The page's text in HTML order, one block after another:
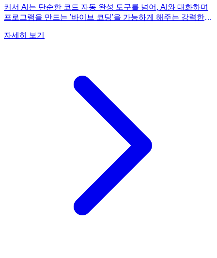
커서 AI는 단순한 코드 자동 완성 도구를 넘어, AI와 대화하며
프로그램을 만드는 '바이브 코딩'을 가능하게 해주는 강력한
드를 자동 완성하는 것을 넘어, 아이디어를 구체화하고 문제를
제시해줍니다. 이 책, 《요즘 바이브 코딩 커서 AI 30가지 프로
그램 만들기》에서는 커서 AI를 활용하여 30가지 다양한 프로
그램을 만드는 과정을 상세하게 안내합니다. 각 프로젝트마다
AI와 어떤 대화를 나누고, 어떤 방식으로 코드를 생성하고 수
정해나가는지 보여줌으로써, 독자들이 커서 AI를 효과적으로
활용하는 방법을 체득할 수 있도록 돕습니다. 책에 소개된 예
시를 참고하여 자신만의 프로젝트를 진행해보면서 커서 AI 활
용 능력을 향상시켜 보세요. 《요즘 바이브 코딩 커서 AI 30가
지 프로그램 만들기》는 커서 AI를 완벽하게 활용하는 방법을
알려주는 최고의 가이드가 될 것입니다.
자세히 보기